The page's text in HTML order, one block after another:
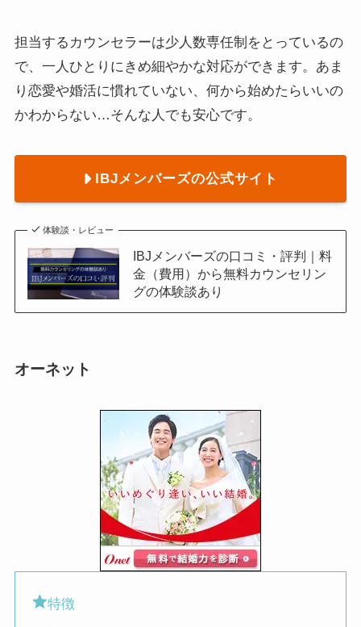
担当するカウンセラーは少人数専任制をとっているの
で、一人ひとりにきめ細やかな対応ができます。あま
り恋愛や婚活に慣れていない、何から始めたらいいの
かわからない…そんな人でも安心です。
IBJメンバーズの公式サイト
体験談・レビュー
IBJメンバーズの口コミ・評判｜料
金（費用）から無料カウンセリン
グの体験談あり
オーネット
特徴